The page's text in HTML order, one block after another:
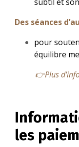
Des séances
pour
équilibre
👉Plus
les